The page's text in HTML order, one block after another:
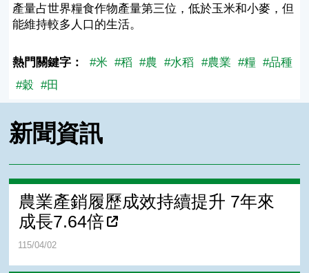
產量占世界糧食作物產量第三位，低於玉米和小麥，但
能維持較多人口的生活。
熱門關鍵字： #米 #稻 #農 #水稻 #農業 #糧 #品種
#穀 #田
新聞資訊
農業產銷履歷成效持續提升 7年來
成長7.64倍
115/04/02